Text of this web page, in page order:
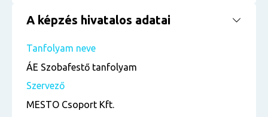
A képzés hivatalos adatai
Tanfolyam neve
ÁE Szobafestő tanfolyam
Szervező
MESTO Csoport Kft.